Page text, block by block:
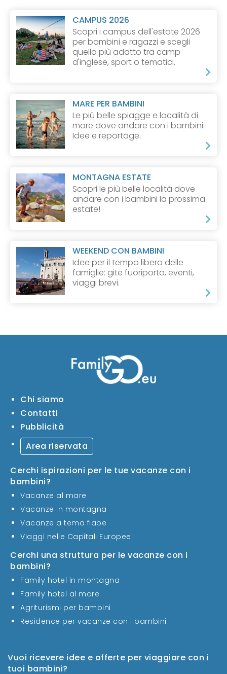
CAMPUS 2026
Scopri i campus dell'estate 2026
per bambini e ragazzi e scegli
quello più adatto tra camp
d'inglese, sport o tematici.
MARE PER BAMBINI
Le più belle spiagge e località di
mare dove andare con i bambini.
Idee e reportage.
MONTAGNA ESTATE
Scopri le più belle località dove
andare con i bambini la prossima
estate!
WEEKEND CON BAMBINI
Idee per il tempo libero delle
famiglie: gite fuoriporta, eventi,
viaggi brevi.
Vuoi ricevere idee e offerte per viaggiare con i
tuoi bambini?
Chi siamo
Contatti
Pubblicità
Area riservata
Cerchi ispirazioni per le tue vacanze con i
bambini?
Vacanze al mare
Vacanze in montagna
Vacanze a tema fiabe
Viaggi nelle Capitali Europee
Cerchi una struttura per le vacanze con i
bambini?
Family hotel in montagna
Family hotel al mare
Agriturismi per bambini
Residence per vacanze con i bambini